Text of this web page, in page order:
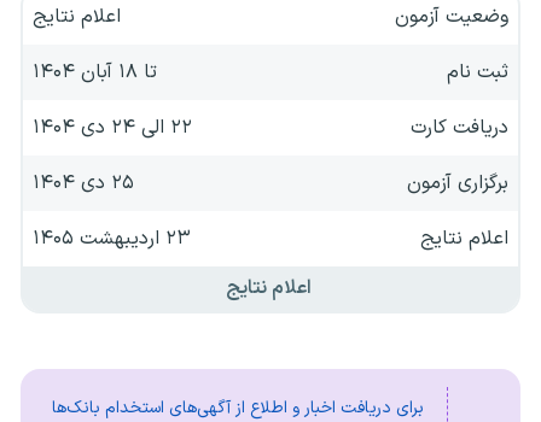
وضعیت آزمون
اعلام نتایج
ثبت نام
تا ۱۸ آبان ۱۴۰۴
دریافت کارت
۲۲ الی ۲۴ دی ۱۴۰۴
برگزاری آزمون
۲۵ دی ۱۴۰۴
اعلام نتایج
۲۳ اردیبهشت ۱۴۰۵
اعلام نتایج
برای دریافت اخبار و اطلاع از آگهی‌های استخدام بانک‌ها